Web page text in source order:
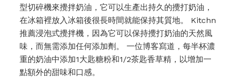
型切碎機來攪拌奶油，它可以生產出持久的攪打奶油，
在冰箱裡放入冰箱後很長時間就能保持其質地。 Kitchn
推薦浸泡式攪拌機，因為它可以保持攪打奶油的天然風
味，而無需添加任何添加劑。 一位博客寫道，每半杯濃
重的奶油中添加1大匙糖粉和1/2茶匙香草精，以增加一
點額外的甜味和口感。